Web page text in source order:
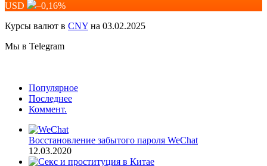
USD
–0,16%
Курсы валют в CNY на 03.02.2025
Мы в Telegram
Популярное
Последнее
Коммент.
Восстановление забытого пароля WeChat
12.03.2020